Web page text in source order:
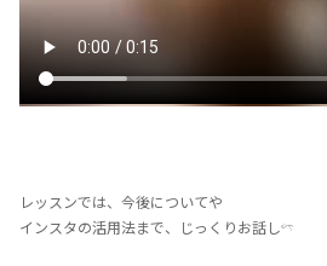
レッスンでは、今後についてや
インスタの活用法まで、じっくりお話し𓍼